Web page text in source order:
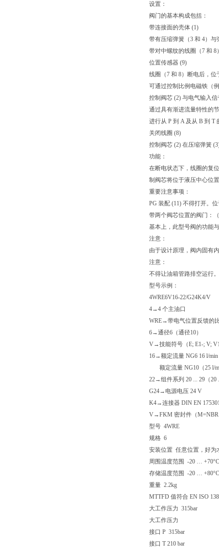
设置：
阀门的基本构成包括：
带连接面的壳体 (1)
带有压缩弹簧（3 和 4）与
带对中螺纹的线圈（7 和 8
位置传感器 (9)
线圈（7 和 8）断电后，
可通过控制比例电磁铁（
控制阀芯 (2) 与电气输入
通过具有渐进流量特性的
进行从 P 到 A 及从 B 到 T
关闭线圈 (8)
控制阀芯 (2) 在压缩弹簧
功能：
在断电状态下，线圈的复
制阀芯将位于液压中心位
重要注意事项：
PG 装配 (11) 不得打开。
带两个阀芯位置的阀门：
基本上，此型号阀的功能
注意：
由于设计原理，阀内固有
注意：
不得让油箱管路排空运行
型号示例：
4WRE6V16-22/G24K4/V
4→4 个主油口
WRE→带电气位置反馈的
6→通径6（通径10）
V→技能符号（E; E1-; V;
16→额定流量 NG6 16 l/
额定流量 NG10（25 l/
22→组件系列 20 ... 29（20
G24→电源电压 24 V
K4→连接器 DIN EN
V→FKM 密封件（M=NBR
型号 4WRE
规格 6
安装位置 任意位置，好为
周围温度范围 -20 … +70°C
存储温度范围 -20 … +80°C
重量 2.2kg
MTTFD 值符合 EN ISO
大工作压力 315bar
大工作压力
接口 P 315bar
接口 T 210 bar